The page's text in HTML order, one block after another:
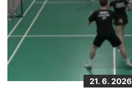
21. 6. 2026